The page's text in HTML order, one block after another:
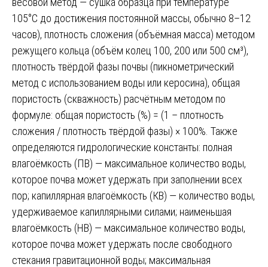
105°С до достижения постоянной массы, обычно 8–12
часов), плотность сложения (объёмная масса) методом
режущего кольца (объём колец 100, 200 или 500 см³),
плотность твёрдой фазы почвы (пикнометрический
метод с использованием воды или керосина), общая
пористость (скважность) расчётным методом по
формуле: общая пористость (%) = (1 – плотность
сложения / плотность твёрдой фазы) × 100%. Также
определяются гидрологические константы: полная
влагоёмкость (ПВ) — максимальное количество воды,
которое почва может удержать при заполнении всех
пор; капиллярная влагоёмкость (КВ) — количество воды,
удерживаемое капиллярными силами; наименьшая
влагоёмкость (НВ) — максимальное количество воды,
которое почва может удержать после свободного
стекания гравитационной воды; максимальная